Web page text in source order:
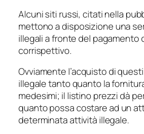
Alcuni siti russi, citati nella
mettono a disposizione una
illegali a fronte del pagamento
corrispettivo.
Ovviamente l’acquisto di
illegale tanto quanto la
medesimi; il listino prezzi dà
quanto possa costare ad un
determinata attività illegale.